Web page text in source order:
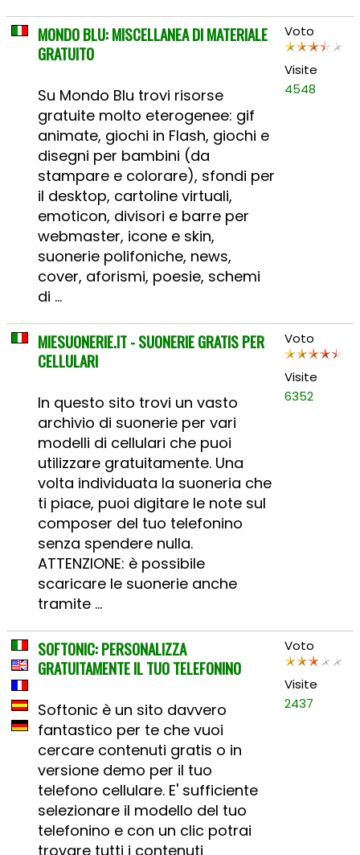
MONDO BLU: MISCELLANEA DI MATERIALE
GRATUITO
Su Mondo Blu trovi risorse
gratuite molto eterogenee: gif
animate, giochi in Flash, giochi e
disegni per bambini (da
stampare e colorare), sfondi per
il desktop, cartoline virtuali,
emoticon, divisori e barre per
webmaster, icone e skin,
suonerie polifoniche, news,
cover, aforismi, poesie, schemi
di ...
Voto
Visite
4548
MIESUONERIE.IT - SUONERIE GRATIS PER
CELLULARI
In questo sito trovi un vasto
archivio di suonerie per vari
modelli di cellulari che puoi
utilizzare gratuitamente. Una
volta individuata la suoneria che
ti piace, puoi digitare le note sul
composer del tuo telefonino
senza spendere nulla.
ATTENZIONE: è possibile
scaricare le suonerie anche
tramite ...
Voto
Visite
6352
SOFTONIC: PERSONALIZZA
GRATUITAMENTE IL TUO TELEFONINO
Softonic è un sito davvero
fantastico per te che vuoi
cercare contenuti gratis o in
versione demo per il tuo
telefono cellulare. E' sufficiente
selezionare il modello del tuo
telefonino e con un clic potrai
trovare tutti i contenuti
Voto
Visite
2437